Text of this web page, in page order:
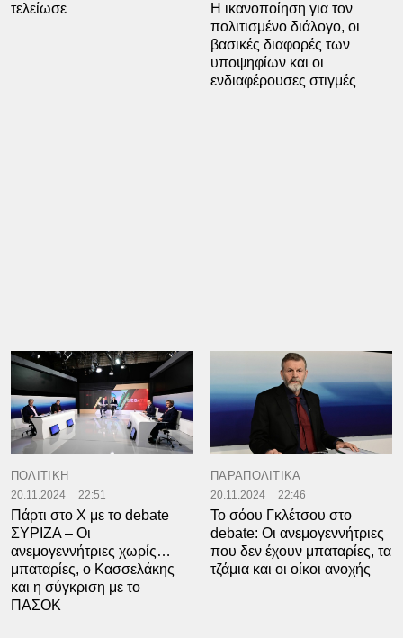
τελείωσε
Η ικανοποίηση για τον
πολιτισμένο διάλογο, οι
βασικές διαφορές των
υποψηφίων και οι
ενδιαφέρουσες στιγμές
ΠΟΛΙΤΙΚΗ
20.11.2024 22:51
Πάρτι στο Χ με το debate
ΣΥΡΙΖΑ – Οι
ανεμογεννήτριες χωρίς…
μπαταρίες, ο Κασσελάκης
και η σύγκριση με το
ΠΑΣΟΚ
ΠΑΡΑΠΟΛΙΤΙΚΑ
20.11.2024 22:46
Το σόου Γκλέτσου στο
debate: Οι ανεμογεννήτριες
που δεν έχουν μπαταρίες, τα
τζάμια και οι οίκοι ανοχής